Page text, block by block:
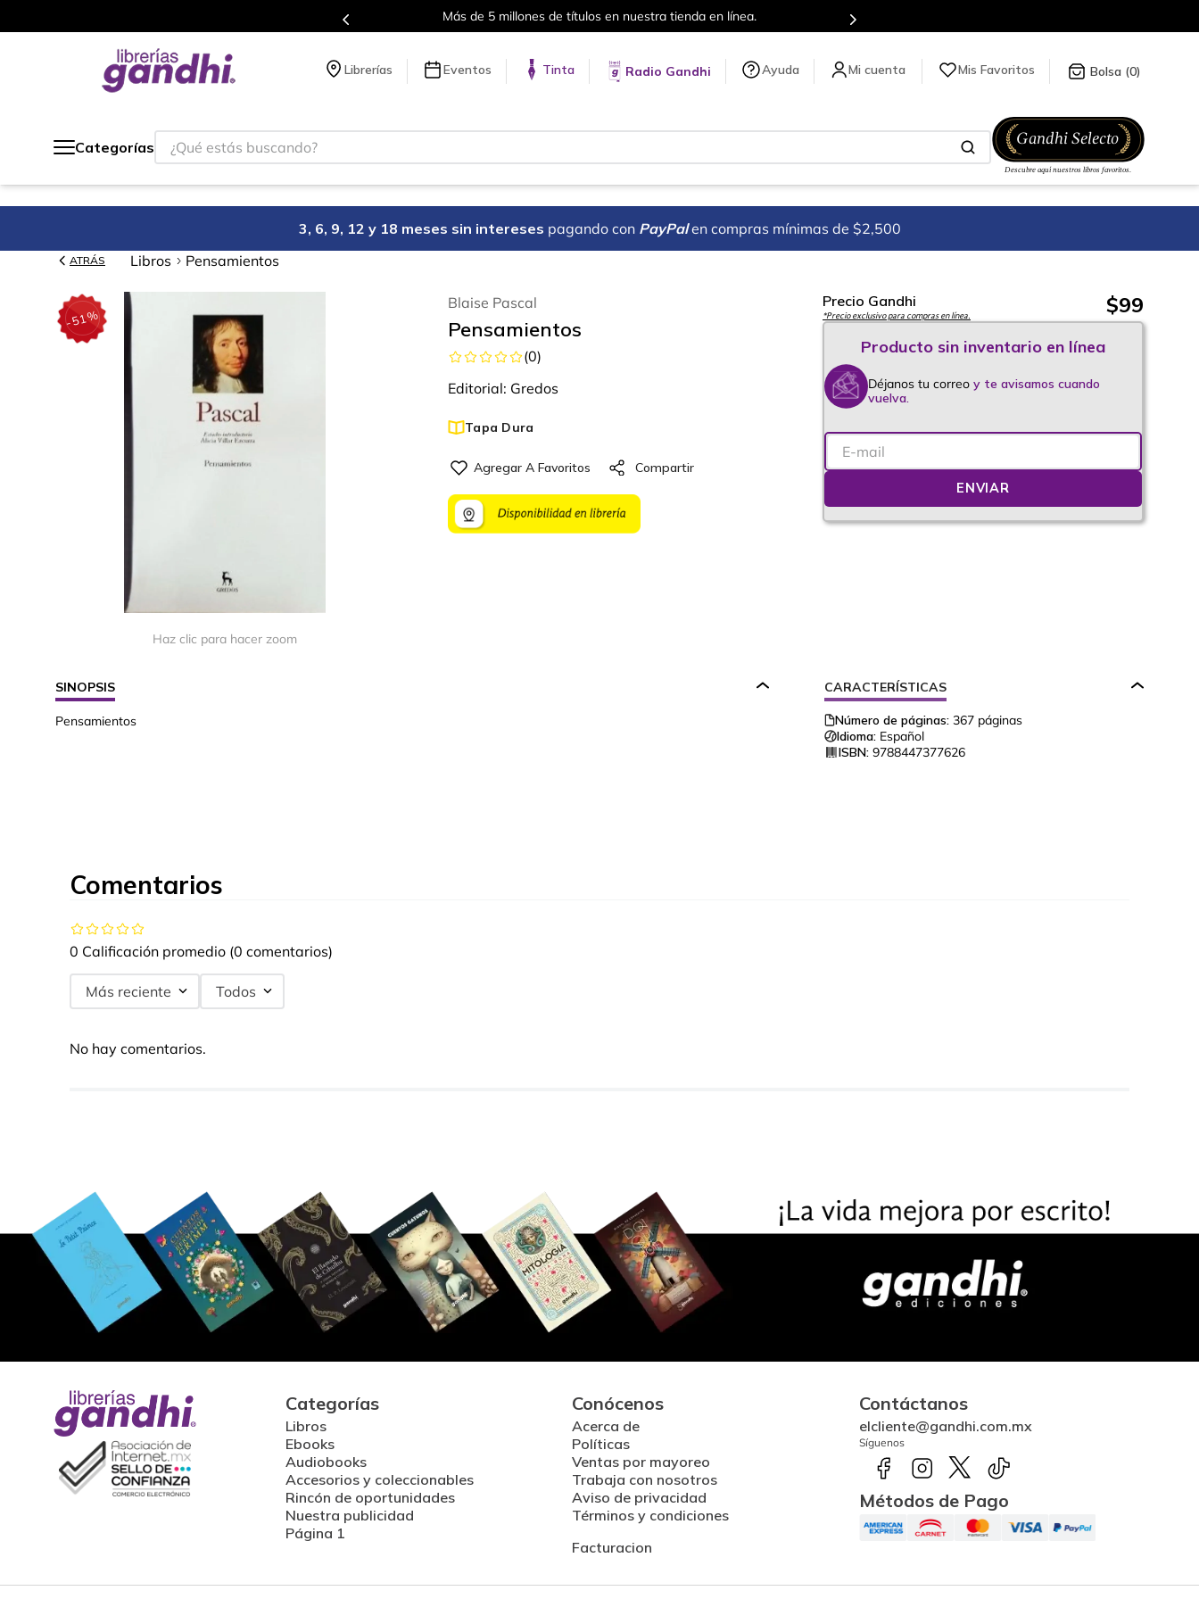
Más de 5 millones de títulos en nuestra tienda en línea. Envíos a todo el mundo, para más información da click
Librerías Eventos Tinta Radio Gandhi Ayuda Mis Favoritos 0
Categorías
¿Qué estás buscando?
3, 6, 9, 12 y 18 meses sin intereses pagando con PayPal en compras mínimas de $2,500
ATRÁS Libros Pensamientos
-51%
Haz clic para hacer zoom
Blaise Pascal
Pensamientos
(0)
Editorial: Gredos
Tapa Dura
Precio Gandhi
*Precio exclusivo para compras en línea. $99
Déjanos tu correoy te avisamos cuando
vuelva.
ENVIAR
SINOPSIS
Pensamientos
CARACTERÍSTICAS
Número de páginas: 367 páginas
Idioma: Español
ISBN: 9788447377626
Comentarios
0 Calificación promedio (0 comentarios)
Más reciente Todos
No hay comentarios.
Categorías
Libros
Ebooks
Audiobooks
Accesorios y coleccionables
Rincón de oportunidades
Nuestra publicidad
Página 1
Conócenos
Acerca de
Políticas
Ventas por mayoreo
Trabaja con nosotros
Aviso de privacidad
Términos y condiciones
Facturacion
Contáctanos
elcliente@gandhi.com.mx
Síguenos
Métodos de Pago